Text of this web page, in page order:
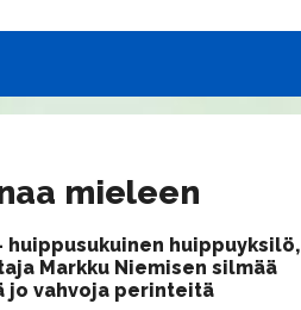
mieleen
huippusukuinen huippuyksilö,
Markku Niemisen silmää
jo vahvoja perinteitä